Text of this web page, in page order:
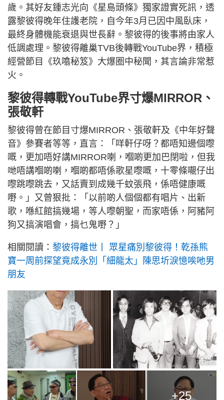
歲。其好友鍾志光向《星島頭條》獨家證實死訊，透
露黎彼得晚年住護老院，自今年3月已因中風臥床，
最終身體機能衰退與世長辭。黎彼得的後事將由家人
低調處理。黎彼得離巢TVB後轉戰YouTube界，積極
經營節目《玖噏秘笈》大爆圈中秘聞，其言論非常惹
火。
黎彼得轉戰YouTube界寸爆MIRROR、
張敬軒
黎彼得曾在節目寸爆MIRROR、張敬軒及《中年好聲
音》參賽者等等，直言：「咩軒仔呀？都唔知邊個嚟
嘅，更加唔好講MIRROR喇，嗰啲更加巴閉啦，但我
哋唔講嗰啲喇，嗰啲都唔係歌星嚟嘅，十零條𡃁仔出
嚟跳嚟跳去，又話賣到成幾千蚊張飛，係唔健康嘅
嘢。」又曾狠批：「以前啲人個個都有唱片、出新
歌，喺紅館搞幾場，等人嚟朝聖，而家唔係，阿豬阿
狗又搞演唱會，搞乜鬼嘢？」
相關閱讀： 黎彼得離世丨 眾星痛別黎彼得！乾孫熊
寶一周前探望竟成永別「細龍太」陳思圻淚憶唉吔男
朋友
+25